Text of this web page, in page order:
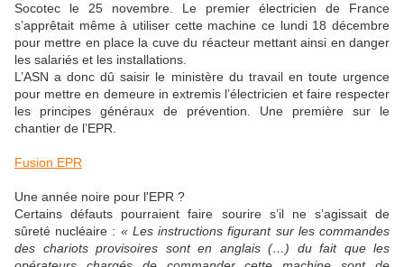
Socotec le 25 novembre. Le premier électricien de France
s’apprêtait même à utiliser cette machine ce lundi 18 décembre
pour mettre en place la cuve du réacteur mettant ainsi en danger
les salariés et les installations.
L’ASN a donc dû saisir le ministère du travail en toute urgence
pour mettre en demeure in extremis l’électricien et faire respecter
les principes généraux de prévention. Une première sur le
chantier de l’EPR.
Fusion EPR
Une année noire pour l'EPR ?
Certains défauts pourraient faire sourire s’il ne s’agissait de
sûreté nucléaire : « Les instructions figurant sur les commandes
des chariots provisoires sont en anglais (…) du fait que les